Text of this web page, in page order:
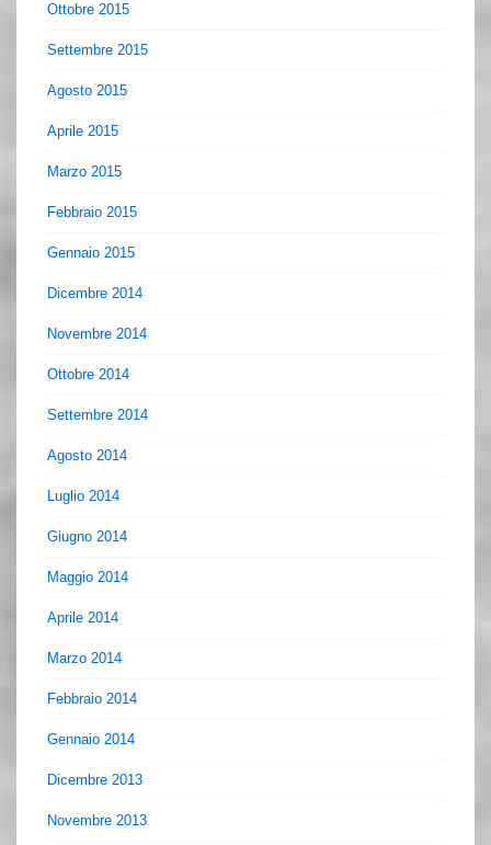
Ottobre 2015
Settembre 2015
Agosto 2015
Aprile 2015
Marzo 2015
Febbraio 2015
Gennaio 2015
Dicembre 2014
Novembre 2014
Ottobre 2014
Settembre 2014
Agosto 2014
Luglio 2014
Giugno 2014
Maggio 2014
Aprile 2014
Marzo 2014
Febbraio 2014
Gennaio 2014
Dicembre 2013
Novembre 2013